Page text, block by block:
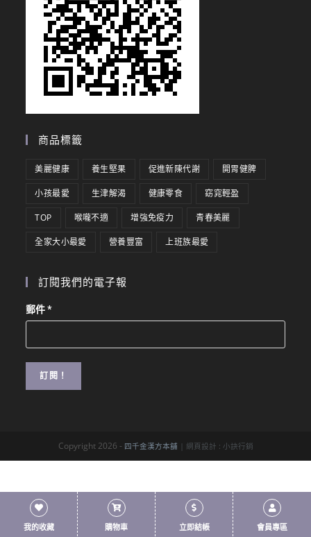
商品標籤
美麗健康 養生堅果 促進新陳代謝 開胃健脾
小孩最愛 生津解渴 健康零食 窈窕輕盈
TOP 喉嚨不適 增強免疫力 青春美麗
全家大小最愛 營養豐富 上班族最愛
訂閱我們的電子報
郵件*
Copyright 2026 - 四千金漢方本舖 | 網頁設計 : 小訣行銷
我的收藏 購物車 立即結帳 會員專區